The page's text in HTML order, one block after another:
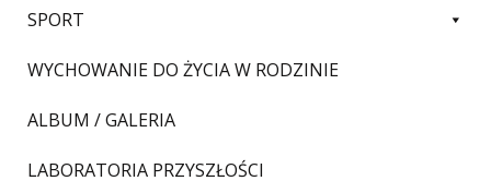
SPORT
WYCHOWANIE DO ŻYCIA W RODZINIE
ALBUM / GALERIA
LABORATORIA PRZYSZŁOŚCI